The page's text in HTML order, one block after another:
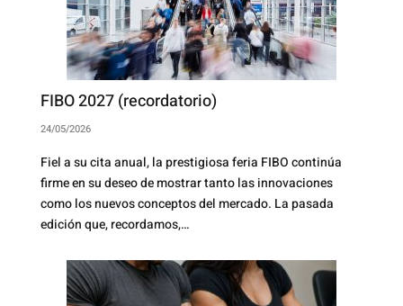
FIBO 2027 (recordatorio)
24/05/2026
Fiel a su cita anual, la prestigiosa feria FIBO continúa
firme en su deseo de mostrar tanto las innovaciones
como los nuevos conceptos del mercado. La pasada
edición que, recordamos,…